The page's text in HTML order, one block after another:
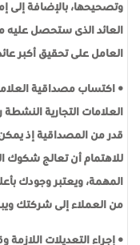
العائد الذى ستحصل عليه
العامل على تحقيق أكبر
• اكتساب مصداقية
العلامات التجارية النشطة
قدر من المصداقية إذ
للاهتمام أن تعالج شكوك
المهمة، ويعتبر وجودك
من العملاء إلى شركتك
• إجراء التعديلات